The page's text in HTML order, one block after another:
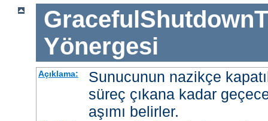
Yönergesi
Açıklama:
Sunucunun nazikçe
süreç çıkana kadar
aşımı belirler.